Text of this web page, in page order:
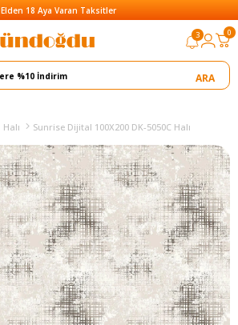
Elden 18 Aya Varan Taksitler
3 0
Halı Sunrise Dijital 100X200 DK-5050C Halı